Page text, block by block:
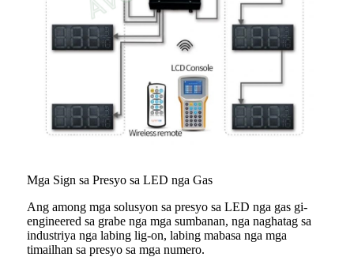
Mga Sign sa Presyo sa LED nga Gas
Ang among mga solusyon sa presyo sa LED nga gas gi-
engineered sa grabe nga mga sumbanan, nga naghatag sa
industriya nga labing lig-on, labing mabasa nga mga
timailhan sa presyo sa mga numero.